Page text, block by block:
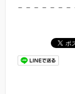
－－－－－－